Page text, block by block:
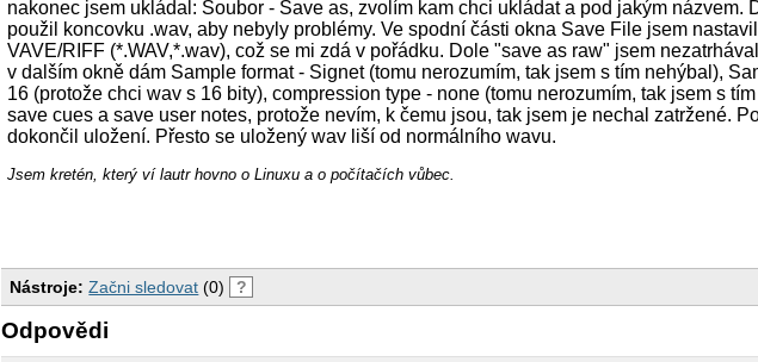
nakonec jsem ukládal: Soubor - Save as, zvolím kam chci ukládat a pod jakým názvem.
použil koncovku .wav, aby nebyly problémy. Ve spodní části okna Save File jsem
VAVE/RIFF (*.WAV,*.wav), což se mi zdá v pořádku. Dole "save as raw" jsem
v dalším okně dám Sample format - Signet (tomu nerozumím, tak jsem s tím nehýbal),
16 (protože chci wav s 16 bity), compression type - none (tomu nerozumím, tak jsem s
save cues a save user notes, protože nevím, k čemu jsou, tak jsem je nechal zatržené.
dokončil uložení. Přesto se uložený wav liší od normálního wavu.
Jsem kretén, který ví lautr hovno o Linuxu a o počítačích vůbec.
Nástroje: Začni sledovat (0) ?
Odpovědi